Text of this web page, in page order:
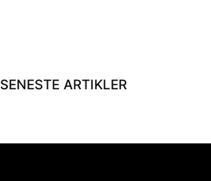
SENESTE ARTIKLER